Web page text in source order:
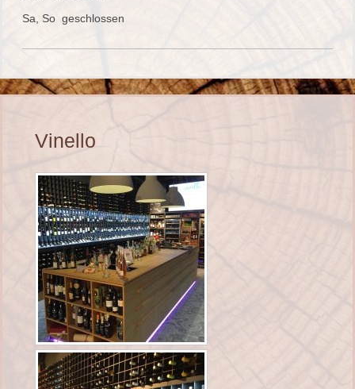
Sa, So geschlossen
Vinello